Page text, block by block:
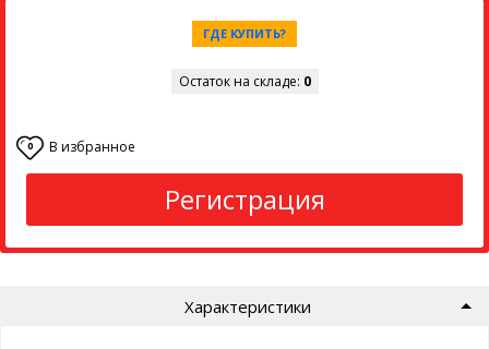
ГДЕ КУПИТЬ?
Остаток на складе: 0
0 В избранное
Регистрация
Характеристики